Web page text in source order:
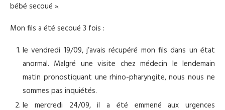
bébé secoué ».
Mon fils a été secoué 3 fois :
le vendredi 19/09, j’avais récupéré mon fils dans un état
anormal. Malgré une visite chez médecin le lendemain
matin pronostiquant une rhino-pharyngite, nous nous ne
sommes pas inquiétés.
le mercredi 24/09, il a été emmené aux urgences